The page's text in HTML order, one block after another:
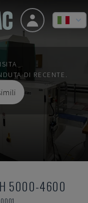
DI RECENTE.
5000-4600